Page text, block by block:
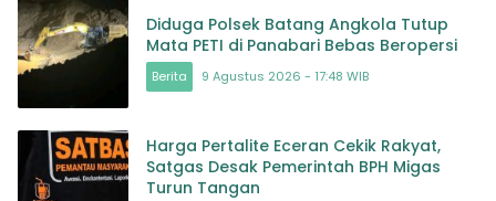
Diduga Polsek Batang Angkola Tutup
Mata PETI di Panabari Bebas Beropersi
Berita 9 Agustus 2026 - 17:48 WIB
Harga Pertalite Eceran Cekik Rakyat,
Satgas Desak Pemerintah BPH Migas
Turun Tangan